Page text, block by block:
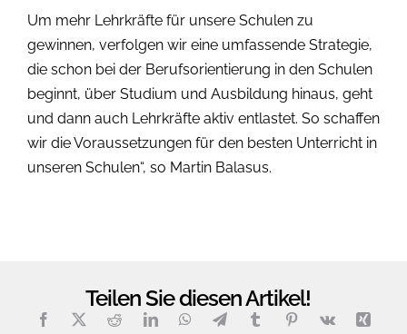
Um mehr Lehrkräfte für unsere Schulen zu
gewinnen, verfolgen wir eine umfassende Strategie,
die schon bei der Berufsorientierung in den Schulen
beginnt, über Studium und Ausbildung hinaus, geht
und dann auch Lehrkräfte aktiv entlastet. So schaffen
wir die Voraussetzungen für den besten Unterricht in
unseren Schulen“, so Martin Balasus.
Teilen Sie diesen Artikel!